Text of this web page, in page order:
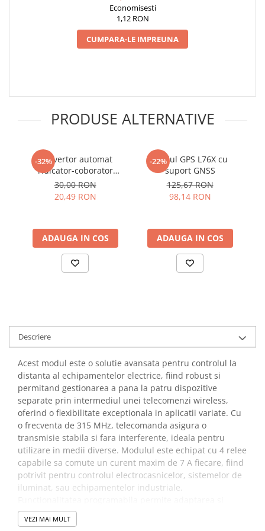
Descarcatoare de Supratensiune
Blocuri de Distributie
Stabilizatoare de Tensiune
Convertoare de Tensiune
Panouri Fotovoltaice
Smart Home
Intrerupatoare Smart
Prize Inteligente
Camere Supraveghere
Proiectoare LED
Aeroterme
Auto
Roboti de Pornire Auto
Microscoape Biologice
Economisesti
1,12 RON
CUMPARA-LE IMPREUNA
PRODUSE ALTERNATIVE
-32%
Convertor automat
ridicator-coborator
tensiune TPS63020, 1.8-
5.5V intrare, 2.5V iesire
30,00 RON
20,49 RON
ADAUGA IN COS
-22%
Modul GPS L76X cu
suport GNSS
125,67 RON
98,14 RON
ADAUGA IN COS
Descriere
Acest modul este o solutie avansata pentru controlul la
distanta al echipamentelor electrice, fiind robust si
permitand gestionarea a pana la patru dispozitive
separate prin intermediul unei telecomenzi wireless,
oferind o flexibilitate exceptionala in aplicatii variate. Cu
o frecventa de 315 MHz, telecomanda asigura o
transmisie stabila si fara interferente, ideala pentru
utilizare in medii diverse. Modulul este echipat cu 4 relee
capabile sa comute un curent maxim de 7 A fiecare, fiind
potrivit pentru controlul electrocasnicelor, sistemelor de
iluminat, sau echipamentelor industriale.
personalizarea comportamentului fiecarui releu pentru a
se potrivi cerintelor specifice ale fiecarui proiect.
VEZI MAI MULT